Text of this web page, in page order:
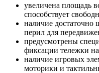
увеличена площадь
способствует
наличие
перил для
предусмотрены
фиксации тележки на
наличие игровых
моторики и